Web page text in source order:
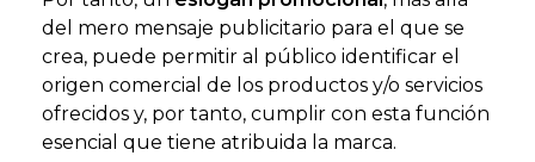
del mero mensaje publicitario para el que se
crea, puede permitir al público identificar el
origen comercial de los productos y/o servicios
ofrecidos y, por tanto, cumplir con esta función
esencial que tiene atribuida la marca.